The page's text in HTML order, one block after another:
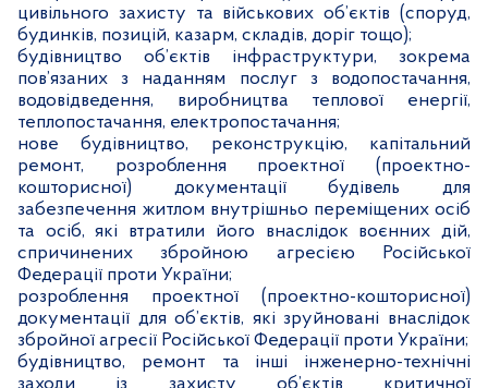
цивільного захисту та військових об’єктів (споруд,
будинків, позицій, казарм, складів, доріг тощо);
будівництво об’єктів інфраструктури, зокрема
пов’язаних з наданням послуг з водопостачання,
водовідведення, виробництва теплової енергії,
теплопостачання, електропостачання;
нове будівництво, реконструкцію, капітальний
ремонт, розроблення проектної (проектно-
кошторисної) документації будівель для
забезпечення житлом внутрішньо переміщених осіб
та осіб, які втратили його внаслідок воєнних дій,
спричинених збройною агресією Російської
Федерації проти України;
розроблення проектної (проектно-кошторисної)
документації для об’єктів, які зруйновані внаслідок
збройної агресії Російської Федерації проти України;
будівництво, ремонт та інші інженерно-технічні